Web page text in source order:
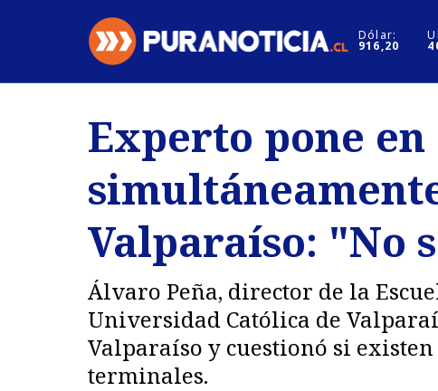
Dólar:
916,20
Regiones
Deportes
Internacional
Motores
Experto pone
Valparaíso: "No
Álvaro Peña, director de la
Universidad Católica de
Valparaíso y cuestionó si
terminales.